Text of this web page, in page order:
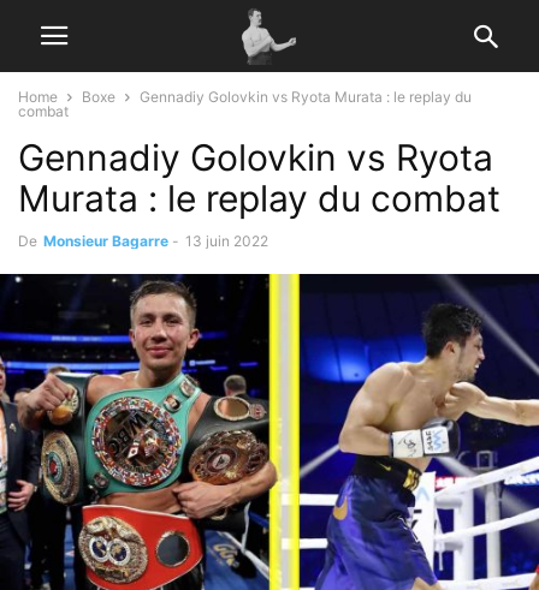
Home Boxe
Gennadiy Golovkin vs Ryota Murata : le replay du
combat
Gennadiy Golovkin vs Ryota
Murata : le replay du combat
De Monsieur Bagarre - 13 juin 2022